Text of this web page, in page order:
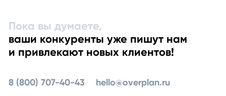
Пока вы думаете,
ваши конкуренты уже пишут нам
и привлекают новых клиентов!
8 (800) 707-40-43 hello@overplan.ru